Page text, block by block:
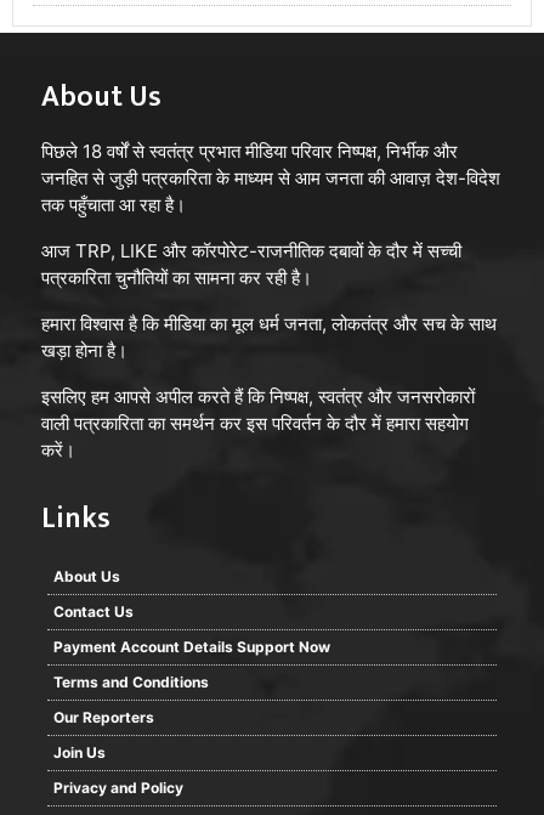
About Us
पिछले 18 वर्षों से स्वतंत्र प्रभात मीडिया परिवार निष्पक्ष, निर्भीक और
जनहित से जुड़ी पत्रकारिता के माध्यम से आम जनता की आवाज़ देश-विदेश
तक पहुँचाता आ रहा है।
आज TRP, LIKE और कॉरपोरेट-राजनीतिक दबावों के दौर में सच्ची
पत्रकारिता चुनौतियों का सामना कर रही है।
हमारा विश्वास है कि मीडिया का मूल धर्म जनता, लोकतंत्र और सच के साथ
खड़ा होना है।
इसलिए हम आपसे अपील करते हैं कि निष्पक्ष, स्वतंत्र और जनसरोकारों
वाली पत्रकारिता का समर्थन कर इस परिवर्तन के दौर में हमारा सहयोग
करें।
Links
About Us
Contact Us
Payment Account Details Support Now
Terms and Conditions
Our Reporters
Join Us
Privacy and Policy